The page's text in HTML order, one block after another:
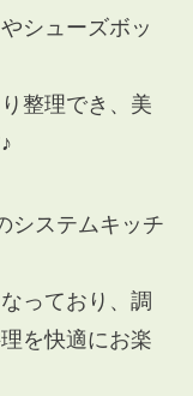
シューズボッ
整理でき、美
システムキッチ
っており、調
を快適にお楽